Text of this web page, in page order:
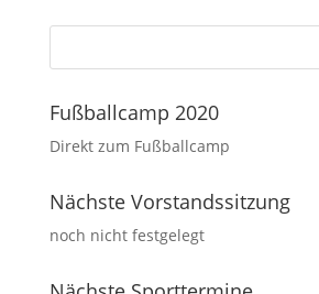
Fußballcamp 2020
Direkt zum Fußballcamp
Nächste Vorstandssitzung
noch nicht festgelegt